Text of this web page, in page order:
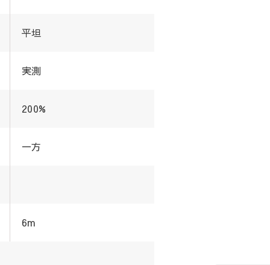
平坦
実測
200%
一方
6m